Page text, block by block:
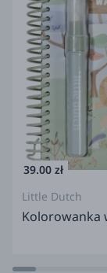
Informacje o
Producent:
PARIS - FRANCE
https://
info@djeco.com
Usługowe
Częstocho
39.00 zł
Little Dutch
Kolorowanka